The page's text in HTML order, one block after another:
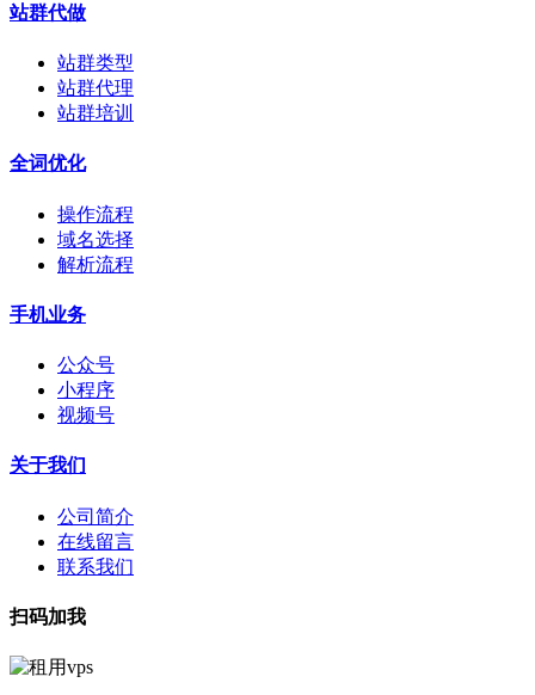
站群代做
站群类型
站群代理
站群培训
全词优化
操作流程
域名选择
解析流程
手机业务
公众号
小程序
视频号
关于我们
公司简介
在线留言
联系我们
扫码加我